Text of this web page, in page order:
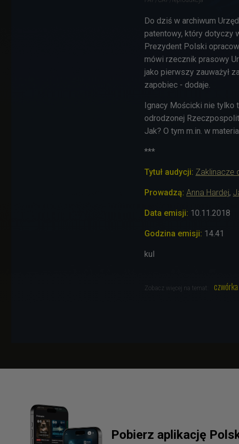
Do dziś w archiwum
patentowy, który dotyczy
Prezydent Polski
mówi rzecznik prasowy
jako pierwszy zauważył
zapobiec - dodaje.
Ignacy Mościcki nie tylko
odrodzonej
Jak? O tym m.in. w
***
Tytuł audycji: Zaklinacze
Prowadzą: Anna Hardej,
Data emisji: 10.11 .2018
Godzina emisji: 14.41
kul
Zobacz więcej na temat: czwórka
Pobierz aplikację